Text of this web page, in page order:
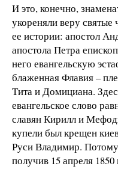
И это, конечно,
укореняли веру
ее истории: апостол
апостола Петра
него евангельскую
блаженная Флавия –
Тита и Домициана.
евангельское слово
славян Кирилл и
купели был крещен
Руси Владимир.
получив 15 апреля